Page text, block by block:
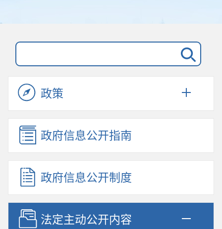
政策
政府信息公开指南
政府信息公开制度
法定主动公开内容